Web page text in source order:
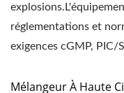
réglementations et
exigences cGMP, PIC/
Mélangeur À Haute